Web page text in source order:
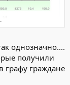
однозначно....
получили
графу граждане